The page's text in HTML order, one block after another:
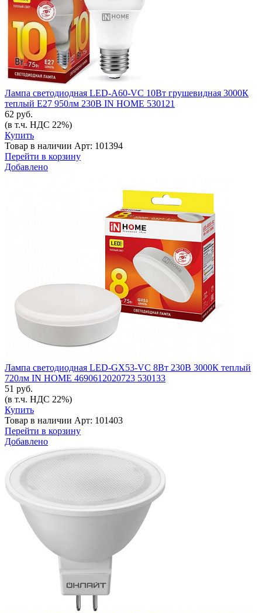
Лампа светодиодная LED-A60-VC 10Вт грушевидная 3000К
теплый E27 950лм 230В IN HOME 530121
62 руб.
(в т.ч. НДС 22%)
Купить
Товар в наличии Арт: 101394
Перейти в корзину
Добавлено
Лампа светодиодная LED-GX53-VC 8Вт 230В 3000К теплый
720лм IN HOME 4690612020723 530133
51 руб.
(в т.ч. НДС 22%)
Купить
Товар в наличии Арт: 101403
Перейти в корзину
Добавлено